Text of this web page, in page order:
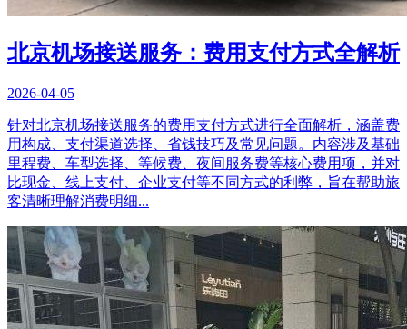
北京机场接送服务：费用支付方式全解析
2026-04-05
针对北京机场接送服务的费用支付方式进行全面解析，涵盖费
用构成、支付渠道选择、省钱技巧及常见问题。内容涉及基础
里程费、车型选择、等候费、夜间服务费等核心费用项，并对
比现金、线上支付、企业支付等不同方式的利弊，旨在帮助旅
客清晰理解消费明细...